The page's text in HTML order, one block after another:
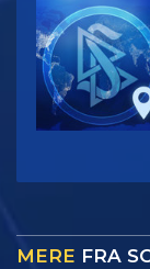
MERE FRA